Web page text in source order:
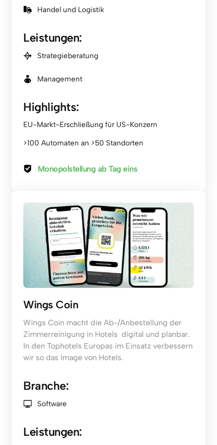
Handel und Logistik
Leistungen:
Strategieberatung
Management
Highlights:
EU-Markt-Erschließung für US-Konzern
>100 Automaten an >50 Standorten
Monopolstellung ab Tag eins
Wings Coin
Wings Coin macht die Ab-/Anbestellung der
Zimmerreinigung in Hotels  digital und planbar.
In den Tophotels Europas im Einsatz verbessern
wir so das Image von Hotels.
Branche:
Software
Leistungen: